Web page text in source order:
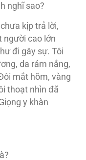
nghĩ sao?
kịp trả lời,
người cao lớn
đi gây sự. Tôi
da rám nắng,
mắt hõm, vàng
thoạt nhìn đã
y khàn